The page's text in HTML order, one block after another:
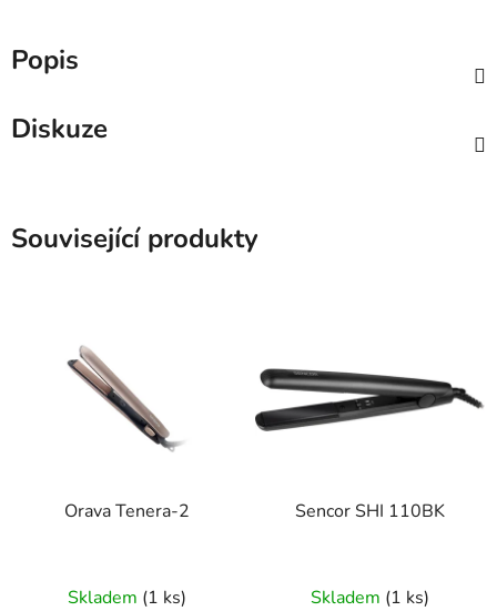
Popis
Diskuze
Související produkty
Orava Tenera-2
Skladem (1 ks)
Sencor SHI 110BK
Skladem (1 ks)